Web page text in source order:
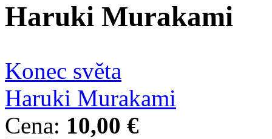
Haruki Murakami
Konec světa
Haruki Murakami
Cena: 10,00 €